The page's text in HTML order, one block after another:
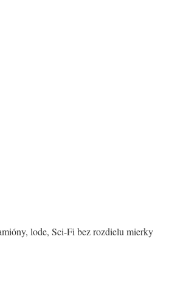
lode, Sci-Fi bez rozdielu mierky